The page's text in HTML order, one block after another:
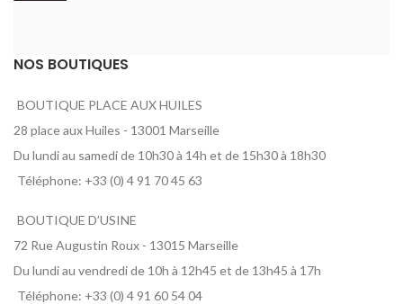
NOS BOUTIQUES
BOUTIQUE PLACE AUX HUILES
28 place aux Huiles - 13001 Marseille
Du lundi au samedi de 10h30 à 14h et de 15h30 à 18h30
Téléphone: +33 (0) 4 91 70 45 63
BOUTIQUE D’USINE
72 Rue Augustin Roux - 13015 Marseille
Du lundi au vendredi de 10h à 12h45 et de 13h45 à 17h
Téléphone: +33 (0) 4 91 60 54 04